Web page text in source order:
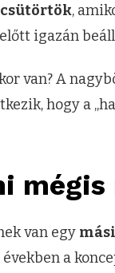
,
igazán
van? A
hogy a
van egy
a